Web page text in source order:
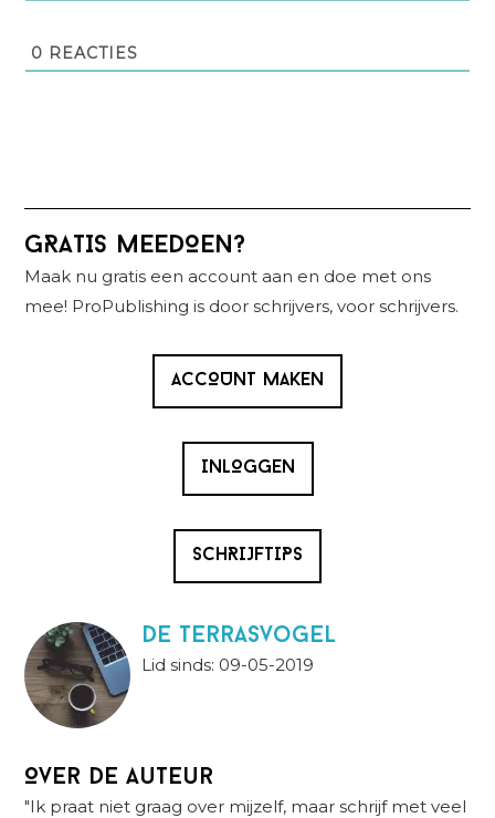
0 REACTIES
Primaire
Sidebar
GRATIS MEEDOEN?
Maak nu gratis een account aan en doe met ons
mee! ProPublishing is door schrijvers, voor schrijvers.
ACCOUNT MAKEN
INLOGGEN
SCHRIJFTIPS
De Terrasvogel
Lid sinds: 09-05-2019
Over de auteur
"Ik praat niet graag over mijzelf, maar schrijf met veel